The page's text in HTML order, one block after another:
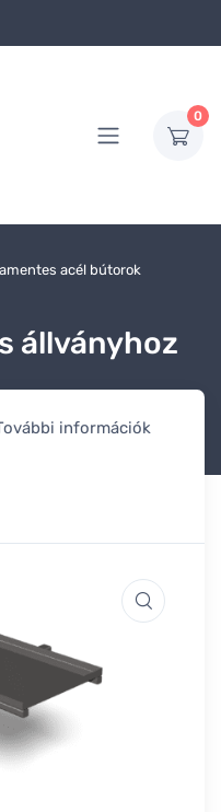
0
acél bútorok
állványhoz
információk